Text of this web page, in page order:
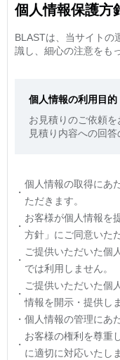
個人情報保護方
BLASTは、当サイトの
識し、細心の注意をも
個人情報の利用目的
お見積りのご依頼
見積り内容への回答
・
個人情報の取得にあ
ただきます。
・
お客様が個人情報を
方針」にご同意いた
・
ご提供いただいた個
では利用しません。
・
ご提供いただいた個
情報を開示・提供し
・ 個人情報の管理にあ
・
お客様の権利を尊重
に適切に対応いたし